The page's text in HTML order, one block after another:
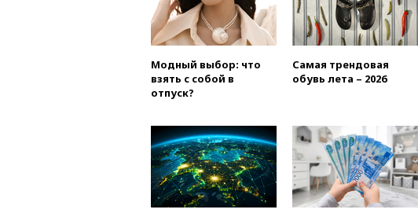
Модный выбор: что
взять с собой в
отпуск?
Самая трендовая
обувь лета – 2026